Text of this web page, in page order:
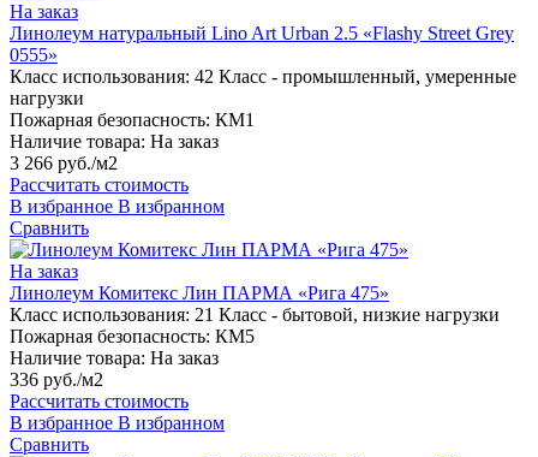
На заказ
Линолеум натуральный Lino Art Urban 2.5 «Flashy Street Grey
0555»
Класс использования: 42 Класс - промышленный, умеренные
нагрузки
Пожарная безопасность: КМ1
Наличие товара: На заказ
3 266 руб./м2
Рассчитать стоимость
В избранное В избранном
Сравнить
На заказ
Линолеум Комитекс Лин ПАРМА «Рига 475»
Класс использования: 21 Класс - бытовой, низкие нагрузки
Пожарная безопасность: КМ5
Наличие товара: На заказ
336 руб./м2
Рассчитать стоимость
В избранное В избранном
Сравнить